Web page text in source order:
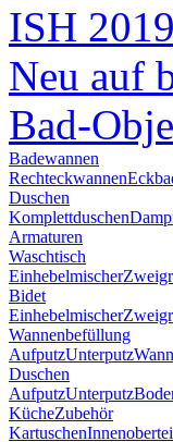
ISH
Neu auf
Bad-
Badewannen
Rechteckwannen
Duschen
Komplettduschen
Armaturen
Waschtisch
Einhebelmischer
Bidet
Einhebelmischer
Wannenbefüllung
AufputzUnterputz
Duschen
AufputzUnterputz
KücheZubehör
Kartuschen